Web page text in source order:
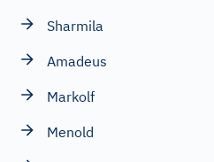
Sharmila
Amadeus
Markolf
Menold